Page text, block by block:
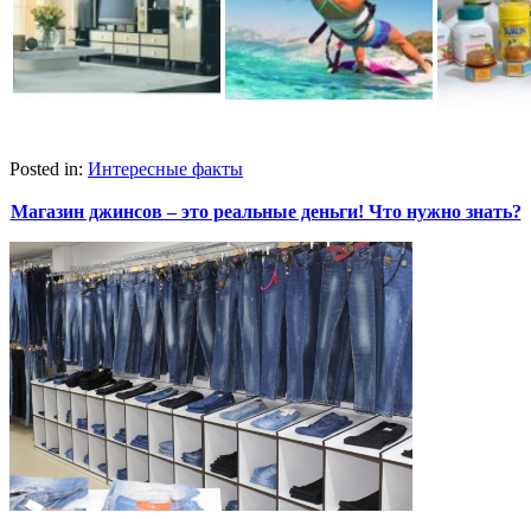
Posted in: Интересные факты
Магазин джинсов – это реальные деньги! Что нужно знать?